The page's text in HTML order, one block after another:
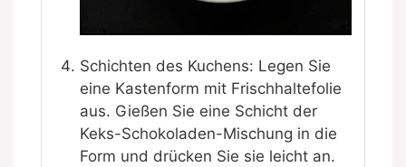
Schichten des Kuchens: Legen Sie
eine Kastenform mit Frischhaltefolie
aus. Gießen Sie eine Schicht der
Keks-Schokoladen-Mischung in die
Form und drücken Sie sie leicht an.